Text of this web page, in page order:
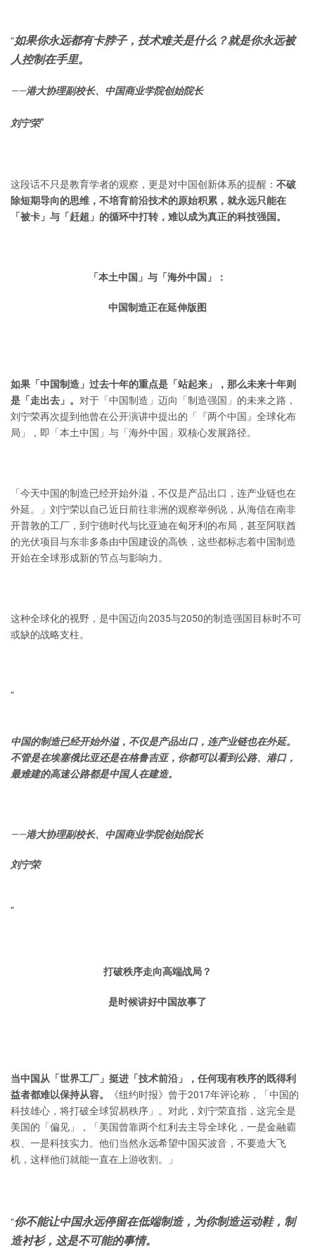
“如果你永远都有卡脖子，技术难关是什么？就是你永远被
人控制在手里。
——港大协理副校长、中国商业学院创始院长
刘宁荣”
这段话不只是教育学者的观察，更是对中国创新体系的提醒： 不破
除短期导向的思维，不培育前沿技术的原始积累，就永远只能在
「被卡」与「赶超」的循环中打转，难以成为真正的科技强国。
「本土中国」与「海外中国」：
中国制造正在延伸版图
如果「中国制造」过去十年的重点是「站起来」，那么未来十年则
是「走出去」。 对于「中国制造」迈向「制造强国」的未来之路，
刘宁荣再次提到他曾在公开演讲中提出的「『两个中国』全球化布
局」，即「本土中国」与「海外中国」双核心发展路径。
「今天中国的制造已经开始外溢，不仅是产品出口，连产业链也在
外延。」刘宁荣以自己近日前往非洲的观察举例说，从海信在南非
开普敦的工厂，到宁德时代与比亚迪在匈牙利的布局，甚至阿联酋
的光伏项目与东非多条由中国建设的高铁，这些都标志着中国制造
开始在全球形成新的节点与影响力。
这种全球化的视野，是中国迈向2035与2050的制造强国目标时不可
或缺的战略支柱。
“
中国的制造已经开始外溢，不仅是产品出口，连产业链也在外延。
不管是在埃塞俄比亚还是在格鲁吉亚，你都可以看到公路、港口，
最难建的高速公路都是中国人在建造。
——港大协理副校长、中国商业学院创始院长
刘宁荣
”
打破秩序走向高端战局？
是时候讲好中国故事了
当中国从「世界工厂」挺进「技术前沿」，任何现有秩序的既得利
益者都难以保持从容。
《纽约时报》曾于2017年评论称，「中国的
科技雄心，将打破全球贸易秩序」。对此，刘宁荣直指，这完全是
美国的「偏见」，「美国曾靠两个红利去主导全球化，一是金融霸
权、一是科技实力。他们当然永远希望中国买波音，不要造大飞
机，这样他们就能一直在上游收割。」
“你不能让中国永远停留在低端制造，为你制造运动鞋，制
造衬衫，这是不可能的事情。